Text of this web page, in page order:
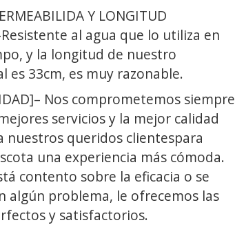
Y LONGITUD
al agua que lo utiliza en
y la longitud de nuestro
es 33cm, es muy razonable.
Nos comprometemos siempre
servicios y la mejor calidad
nuestros queridos clientespara
una experiencia más cómoda.
contento sobre la eficacia o se
algún problema, le ofrecemos las
y satisfactorios.